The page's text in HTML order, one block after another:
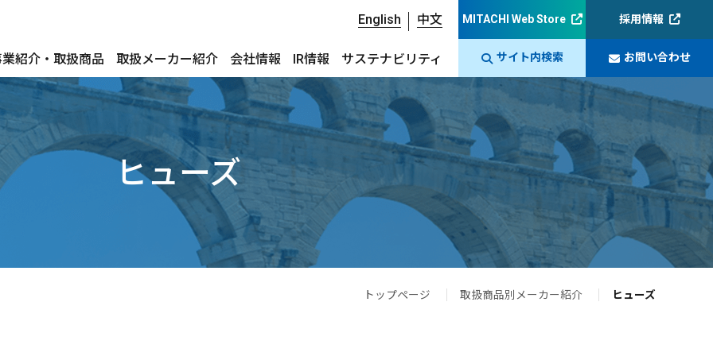
English 中文
紹介・取扱商品 取扱メーカー紹介 会社情報 IR情報 サステナビリティ
MITACHI Web Store 採用情報
サイト内検索 お問い合わせ
ヒューズ
トップページ 取扱商品別メーカー紹介 ヒューズ